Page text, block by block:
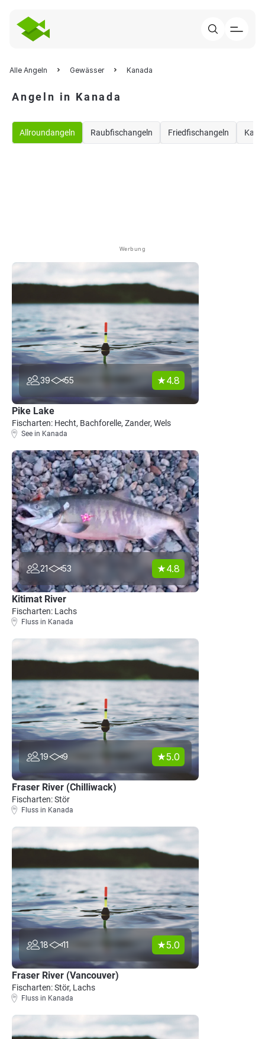
Alle Angeln Gewässer Kanada
Angeln in Kanada
Allroundangeln Raubfischangeln Friedfischangeln
Werbung
39 55 4.8
Pike Lake
Fischarten: Hecht, Bachforelle, Zander, Wels
See in Kanada
21 53 4.8
Kitimat River
Fischarten: Lachs
Fluss in Kanada
19 9 5.0
Fraser River (Chilliwack)
Fischarten: Stör
Fluss in Kanada
18 11 5.0
Fraser River (Vancouver)
Fischarten: Stör, Lachs
Fluss in Kanada